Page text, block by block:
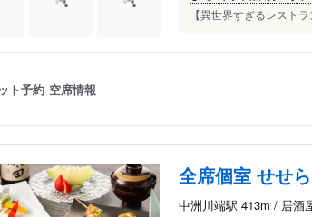
【異世界すぎるレスト
ト予約 空席情報
全席個室 せせ
中洲川端駅 413m / 居酒